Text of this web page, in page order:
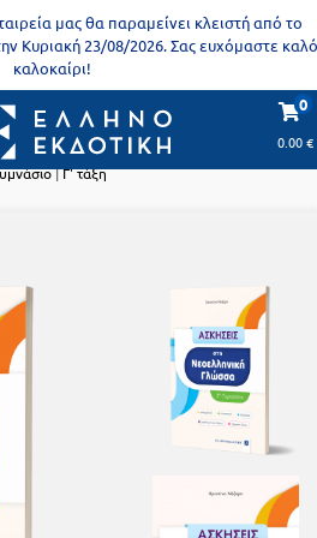
μας θα παραμείνει κλειστή από το
Κυριακή 23/08/2026. Σας ευχόμαστε καλό
καλοκαίρι!
0
0.00€
βιβλία
|Γ' τάξη